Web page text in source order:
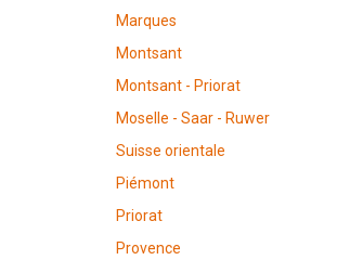
Marques
Montsant
Montsant - Priorat
Moselle - Saar - Ruwer
Suisse orientale
Piémont
Priorat
Provence